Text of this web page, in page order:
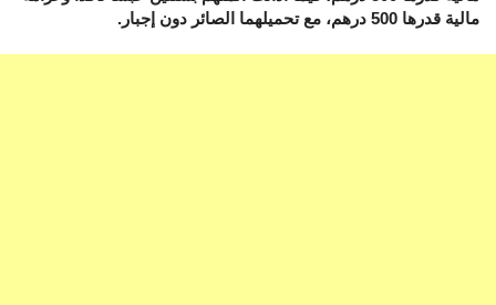
مالية قدرها 500 درهم، مع تحميلهما الصائر دون إجبار.